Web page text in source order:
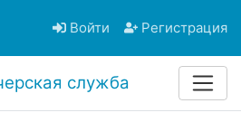
Войти Регистрация
служба